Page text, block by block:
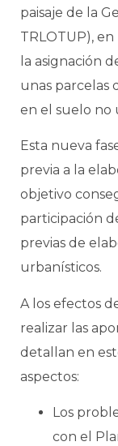
paisaje de la
TRLOTUP),
la asignación
unas parcelas
en el suelo no
Esta nueva
previa a la
objetivo
participación
previas de
urbanísticos.
A los efectos
realizar las
detallan en
aspectos:
Los
con el